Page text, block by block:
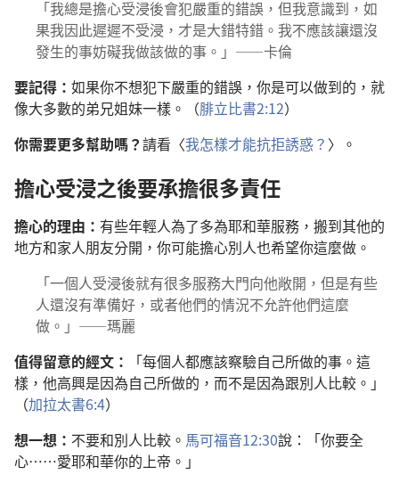
「我總是擔心受浸後會犯嚴重的錯誤，但我意識到，如
果我因此遲遲不受浸，才是大錯特錯。我不應該讓還沒
發生的事妨礙我做該做的事。」——卡倫
要記得： 如果你不想犯下嚴重的錯誤，你是可以做到的，就
像大多數的弟兄姐妹一樣。（腓立比書2:12）
你需要更多幫助嗎？請看〈我怎樣才能抗拒誘惑？ 〉。
擔心受浸之後要承擔很多責任
擔心的理由： 有些年輕人為了多為耶和華服務，搬到其他的
地方和家人朋友分開，你可能擔心別人也希望你這麼做。
「一個人受浸後就有很多服務大門向他敞開，但是有些
人還沒有準備好，或者他們的情況不允許他們這麼
做。」——瑪麗
值得留意的經文：
「每個人都應該察驗自己所做的事。這
樣，他高興是因為自己所做的，而不是因為跟別人比較。」
（加拉太書6:4）
想一想： 不要和別人比較。 馬可福音12:30說：「你要全
心……愛耶和華你的上帝。」